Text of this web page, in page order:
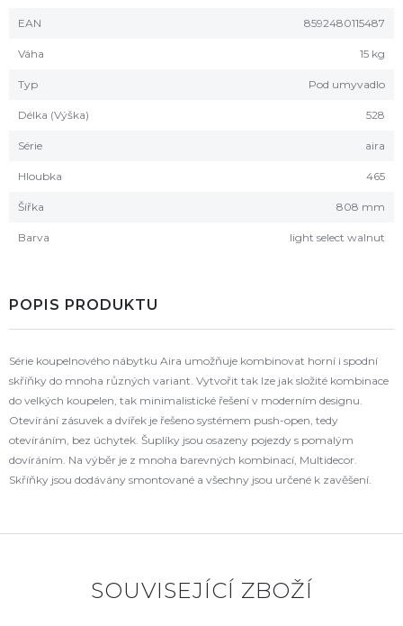
EAN 8592480115487
Váha 15 kg
Typ Pod umyvadlo
Délka (Výška) 528
Série aira
Hloubka 465
Šířka 808 mm
Barva light select walnut
POPIS PRODUKTU
Série koupelnového nábytku Aira umožňuje kombinovat horní i spodní
skříňky do mnoha různých variant. Vytvořit tak lze jak složité kombinace
do velkých koupelen, tak minimalistické řešení v moderním designu.
Otevírání zásuvek a dvířek je řešeno systémem push-open, tedy
otevíráním, bez úchytek. Šuplíky jsou osazeny pojezdy s pomalým
dovíráním. Na výběr je z mnoha barevných kombinací, Multidecor.
Skříňky jsou dodávány smontované a všechny jsou určené k zavěšení.
SOUVISEJÍCÍ ZBOŽÍ